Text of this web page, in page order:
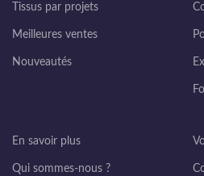
Tissus par projets
Meilleures ventes
Nouveautés
En savoir plus
Qui sommes-nous ?